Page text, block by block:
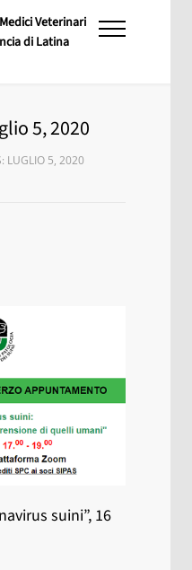
Veterinari
di Latina
5, 2020
LUGLIO 5, 2020
suini”, 16